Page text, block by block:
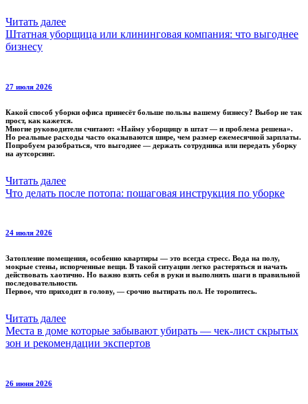
Читать далее
Штатная уборщица или клининговая компания: что выгоднее
бизнесу
27 июля 2026
Какой способ уборки офиса принесёт больше пользы вашему бизнесу? Выбор не так
прост, как кажется.
Многие руководители считают: «Найму уборщицу в штат — и проблема решена».
Но реальные расходы часто оказываются шире, чем размер ежемесячной зарплаты.
Попробуем разобраться, что выгоднее — держать сотрудника или передать уборку
на аутсорсинг.
Читать далее
Что делать после потопа: пошаговая инструкция по уборке
24 июля 2026
Затопление помещения, особенно квартиры — это всегда стресс. Вода на полу,
мокрые стены, испорченные вещи. В такой ситуации легко растеряться и начать
действовать хаотично. Но важно взять себя в руки и выполнять шаги в правильной
последовательности.
Первое, что приходит в голову, — срочно вытирать пол. Не торопитесь.
Читать далее
Места в доме которые забывают убирать — чек-лист скрытых
зон и рекомендации экспертов
26 июня 2026